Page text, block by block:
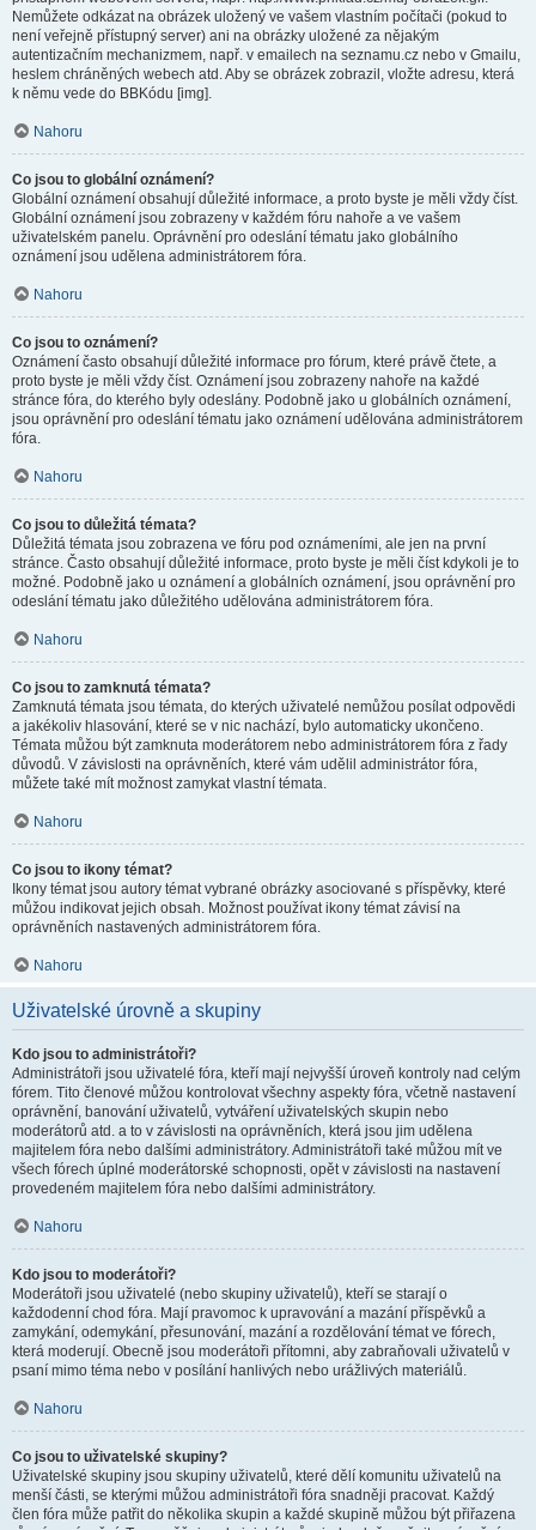
Nemůžete odkázat na obrázek uložený ve vašem vlastním počítači (pokud to
není veřejně přístupný server) ani na obrázky uložené za nějakým
autentizačním mechanizmem, např. v emailech na seznamu.cz nebo v Gmailu,
heslem chráněných webech atd. Aby se obrázek zobrazil, vložte adresu, která
k němu vede do BBKódu [img].
Nahoru
Co jsou to globální oznámení?
Globální oznámení obsahují důležité informace, a proto byste je měli vždy číst.
Globální oznámení jsou zobrazeny v každém fóru nahoře a ve vašem
uživatelském panelu. Oprávnění pro odeslání tématu jako globálního
oznámení jsou udělena administrátorem fóra.
Nahoru
Co jsou to oznámení?
Oznámení často obsahují důležité informace pro fórum, které právě čtete, a
proto byste je měli vždy číst. Oznámení jsou zobrazeny nahoře na každé
stránce fóra, do kterého byly odeslány. Podobně jako u globálních oznámení,
jsou oprávnění pro odeslání tématu jako oznámení udělována administrátorem
fóra.
Nahoru
Co jsou to důležitá témata?
Důležitá témata jsou zobrazena ve fóru pod oznámeními, ale jen na první
stránce. Často obsahují důležité informace, proto byste je měli číst kdykoli je to
možné. Podobně jako u oznámení a globálních oznámení, jsou oprávnění pro
odeslání tématu jako důležitého udělována administrátorem fóra.
Nahoru
Co jsou to zamknutá témata?
Zamknutá témata jsou témata, do kterých uživatelé nemůžou posílat odpovědi
a jakékoliv hlasování, které se v nic nachází, bylo automaticky ukončeno.
Témata můžou být zamknuta moderátorem nebo administrátorem fóra z řady
důvodů. V závislosti na oprávněních, které vám udělil administrátor fóra,
můžete také mít možnost zamykat vlastní témata.
Nahoru
Co jsou to ikony témat?
Ikony témat jsou autory témat vybrané obrázky asociované s příspěvky, které
můžou indikovat jejich obsah. Možnost používat ikony témat závisí na
oprávněních nastavených administrátorem fóra.
Nahoru
Uživatelské úrovně a skupiny
Kdo jsou to administrátoři?
Administrátoři jsou uživatelé fóra, kteří mají nejvyšší úroveň kontroly nad celým
fórem. Tito členové můžou kontrolovat všechny aspekty fóra, včetně nastavení
oprávnění, banování uživatelů, vytváření uživatelských skupin nebo
moderátorů atd. a to v závislosti na oprávněních, která jsou jim udělena
majitelem fóra nebo dalšími administrátory. Administrátoři také můžou mít ve
všech fórech úplné moderátorské schopnosti, opět v závislosti na nastavení
provedeném majitelem fóra nebo dalšími administrátory.
Nahoru
Kdo jsou to moderátoři?
Moderátoři jsou uživatelé (nebo skupiny uživatelů), kteří se starají o
každodenní chod fóra. Mají pravomoc k upravování a mazání příspěvků a
zamykání, odemykání, přesunování, mazání a rozdělování témat ve fórech,
která moderují. Obecně jsou moderátoři přítomni, aby zabraňovali uživatelů v
psaní mimo téma nebo v posílání hanlivých nebo urážlivých materiálů.
Nahoru
Co jsou to uživatelské skupiny?
Uživatelské skupiny jsou skupiny uživatelů, které dělí komunitu uživatelů na
menší části, se kterými můžou administrátoři fóra snadněji pracovat. Každý
člen fóra může patřit do několika skupin a každé skupině můžou být přiřazena